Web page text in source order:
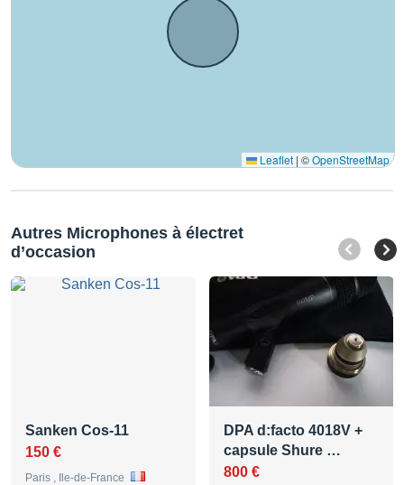
Leaflet | ©OpenStreetMap
Autres Microphones à électret
d’occasion
Sanken Cos-11
150 €
Paris , Ile-de-France
DPA d:facto 4018V +
capsule Shure …
800 €